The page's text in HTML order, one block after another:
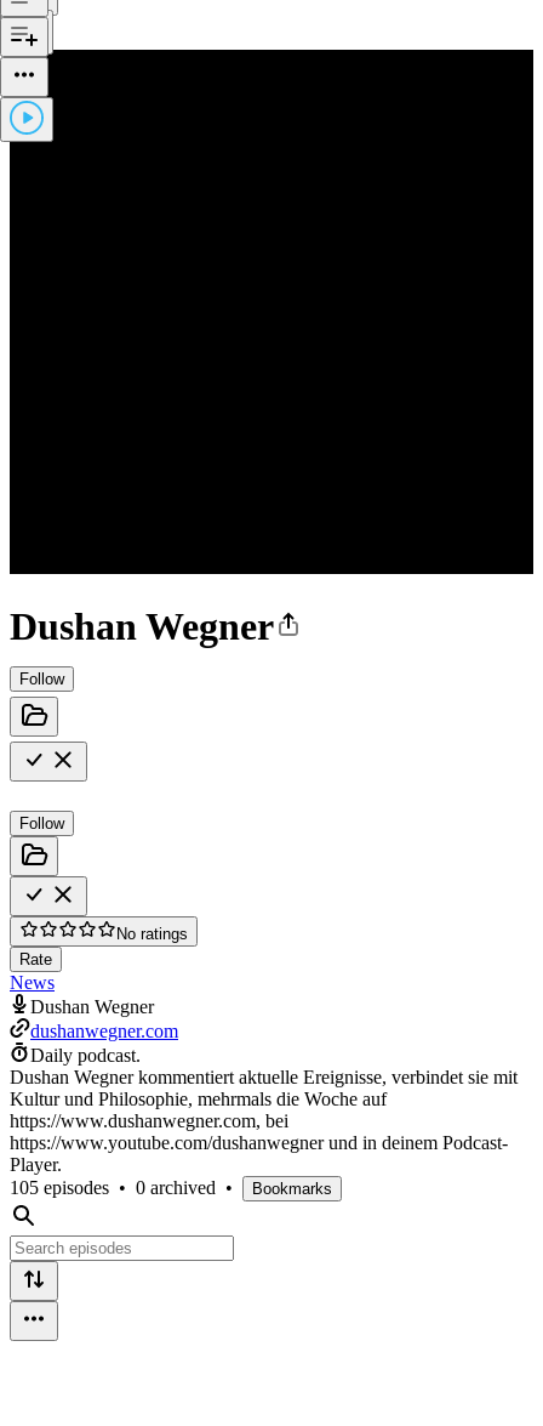
Dushan Wegner
Follow
Follow
No ratings
Rate
News
Dushan Wegner
dushanwegner.com
Daily podcast.
Dushan Wegner kommentiert aktuelle Ereignisse, verbindet sie mit
Kultur und Philosophie, mehrmals die Woche auf
https://www.dushanwegner.com, bei
https://www.youtube.com/dushanwegner und in deinem Podcast-
Player.
105 episodes • 0 archived • Bookmarks